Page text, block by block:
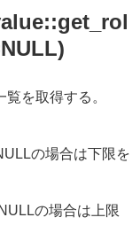
を取得する。
の場合は下限を
の場合は上限